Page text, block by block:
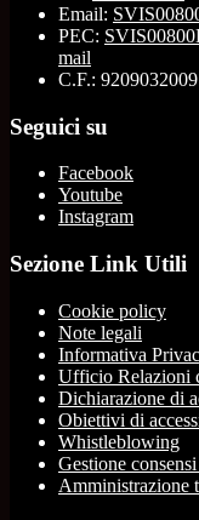
Email:
PEC:
mail
C.F.:
Seguici su
Facebook
Youtube
Instagram
Sezione Link Utili
Cookie policy
Note legali
Informativa
Ufficio Relazioni
Dichiarazione di
Obiettivi di
Whistleblowing
Gestione
Amministrazione